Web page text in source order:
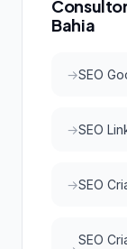
Bahia
SEO
SEO
SEO
SEO